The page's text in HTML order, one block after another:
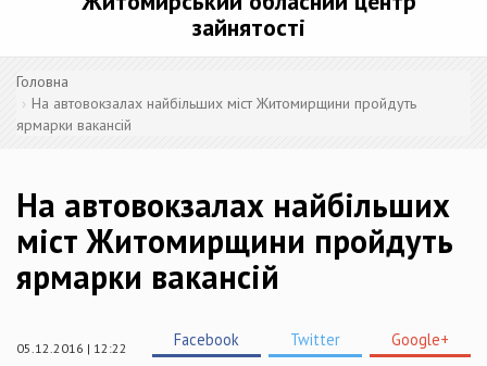
зайнятості
Головна
На автовокзалах найбільших міст Житомирщини пройдуть
ярмарки вакансій
На автовокзалах найбільших
міст Житомирщини пройдуть
ярмарки вакансій
05.12.2016 | 12:22 Facebook Twitter Google+